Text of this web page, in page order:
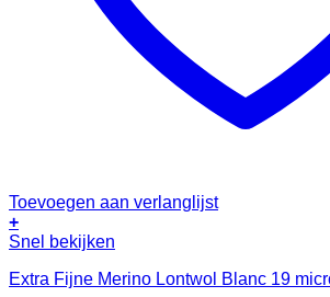
Toevoegen aan verlanglijst
+
Snel bekijken
Extra Fijne Merino Lontwol Blanc 19